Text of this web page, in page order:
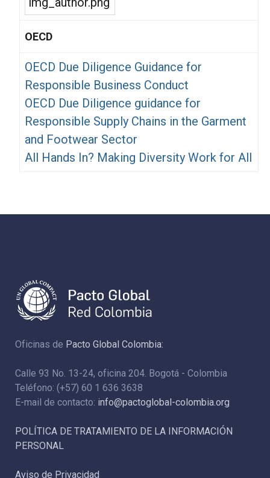
OECD
OECD Due Diligence Guidance for
Responsible Business Conduct
OECD Due Diligence guidance for
Responsible Supply Chains in the Garment
and Footwear Sector
All Hands In? Making Diversity Work for All
Oficinas de Pacto Global Colombia:
Calle 93 No. 13-24, oficina 204. Bogotá - Colombia
Teléfono: (+57) 60 1 636 3638
E-mail de contacto: info@pactoglobal-colombia.org
POLÍTICA DE TRATAMIENTO DE LA INFORMACIÓN
PERSONAL
Aviso de Privacidad